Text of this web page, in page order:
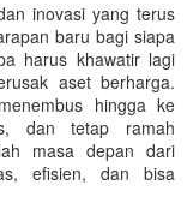
inovasi yang terus
baru bagi siapa
harus khawatir lagi
aset berharga.
hingga ke
dan tetap ramah
masa depan dari
efisien, dan bisa